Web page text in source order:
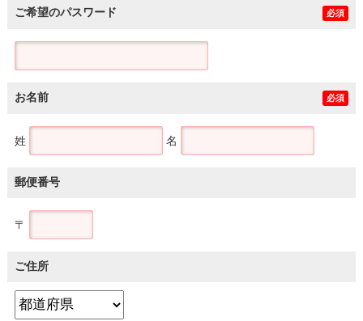
ご希望のパスワード 必須
お名前 必須
姓 名
郵便番号
〒
ご住所